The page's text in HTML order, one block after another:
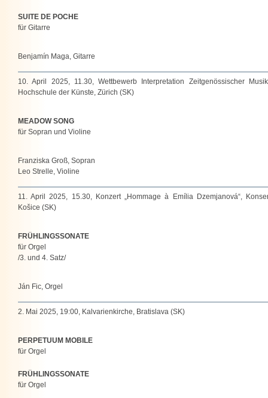
SUITE DE POCHE
für Gitarre
Benjamín Maga, Gitarre
10. April 2025, 11.30, Wettbewerb Interpretation Zeitgenössischer
Hochschule der Künste, Zürich (SK)
MEADOW SONG
für Sopran und Violine
Franziska Groß, Sopran
Leo Strelle, Violine
11. April 2025, 15.30, Konzert „Hommage à Emília Dzemjanová“,
Košice (SK)
FRÜHLINGSSONATE
für Orgel
/3. und 4. Satz/
Ján Fic, Orgel
2. Mai 2025, 19:00, Kalvarienkirche, Bratislava (SK)
PERPETUUM MOBILE
für Orgel
FRÜHLINGSSONATE
für Orgel